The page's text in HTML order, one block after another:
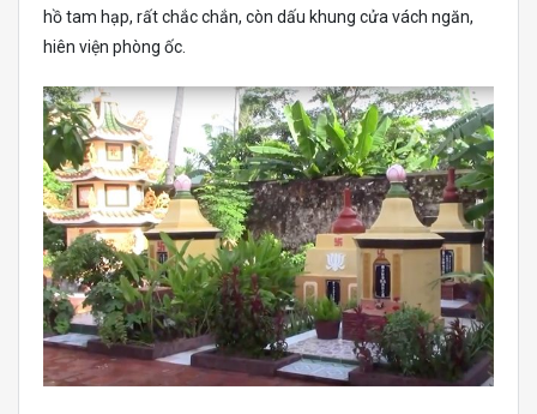
hồ tam hạp, rất chắc chắn, còn dấu khung cửa vách ngăn,
hiên viện phòng ốc.